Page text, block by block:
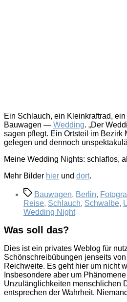
Ein Schlauch, ein Kleinkraftrad,
Bauwagen — Wedding. „Der
sagen pflegt. Ein Ortsteil im Bezirk
gelegen und dennoch
Meine Wedding Nights: schlaflos,
Mehr Bilder hier und dort.
Schlagwörter
Bauwagen, Berlin,
Reise, Schlauch, Schwalbe,
Wedding Night
Was soll das?
Dies ist ein privates Weblog für
Schönschreibübungen jenseits
Reichweite. Es geht hier um nicht
Insbesondere aber um
Unzulänglichkeiten menschlichen
entsprechen der Wahrheit.